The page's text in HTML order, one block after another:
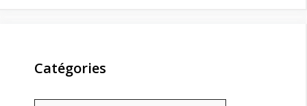
Catégories